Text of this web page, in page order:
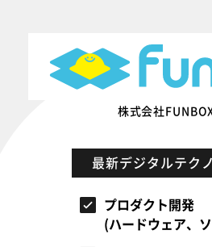
株式会社
最新デジタルテク
プロダクト開発
(ハードウェア、